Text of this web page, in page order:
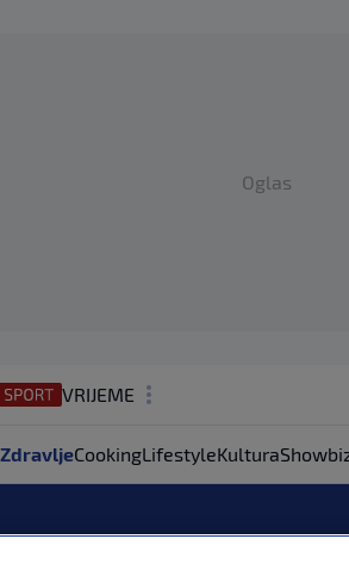
Oglas
VRIJEME
REGIJA
MAGAZIN
ZdravljeCookingLifestyleKultura